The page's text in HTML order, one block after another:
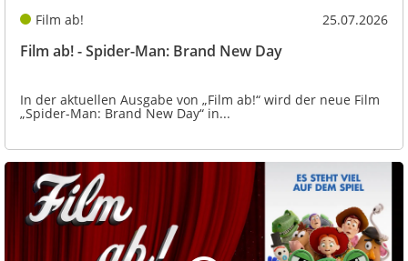
Film ab! 25.07.2026
Film ab! - Spider-Man: Brand New Day
In der aktuellen Ausgabe von „Film ab!“ wird der neue Film
„Spider-Man: Brand New Day“ in...